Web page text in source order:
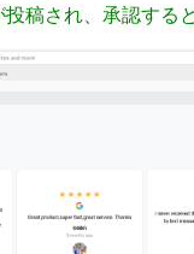
稿され、承認すると